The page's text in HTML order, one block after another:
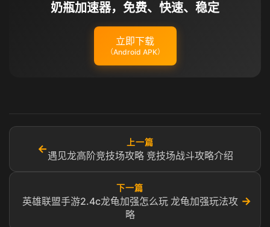
奶瓶加速器，免费、快速、稳定
立即下载
（Android APK）
←
上一篇
遇见龙高阶竞技场攻略 竞技场战斗攻略介绍
下一篇
英雄联盟手游2.4c龙龟加强怎么玩 龙龟加强玩法攻
略
→